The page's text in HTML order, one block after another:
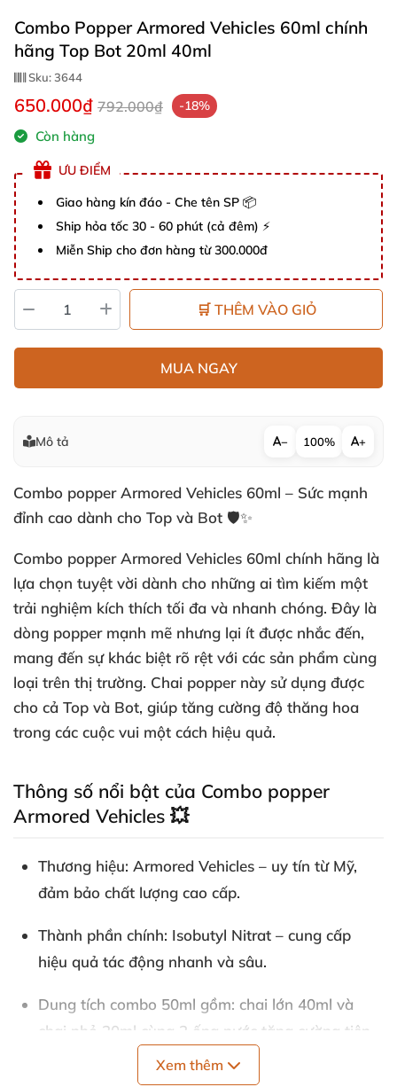
Combo Popper Armored Vehicles 60ml chính
hãng Top Bot 20ml 40ml
Sku:3644
650.000₫ 792.000₫ -18%
Còn hàng
ƯU ĐIỂM
Giao hàng kín đáo - Che tên SP 📦
Ship hỏa tốc 30 - 60 phút (cả đêm) ⚡
Miễn Ship cho đơn hàng từ 300.000đ
🛒 THÊM VÀO GIỎ
MUA NGAY
Mô tả − 100% +
Combo popper Armored Vehicles 60ml – Sức mạnh
đỉnh cao dành cho Top và Bot 🛡️✨
Combo popper Armored Vehicles 60ml chính hãng là
lựa chọn tuyệt vời dành cho những ai tìm kiếm một
trải nghiệm kích thích tối đa và nhanh chóng. Đây là
dòng popper mạnh mẽ nhưng lại ít được nhắc đến,
mang đến sự khác biệt rõ rệt với các sản phẩm cùng
loại trên thị trường. Chai popper này sử dụng được
cho cả Top và Bot, giúp tăng cường độ thăng hoa
trong các cuộc vui một cách hiệu quả.
Thông số nổi bật của Combo popper
Armored Vehicles 💥
Thương hiệu: Armored Vehicles – uy tín từ Mỹ,
đảm bảo chất lượng cao cấp.
Thành phần chính: Isobutyl Nitrat – cung cấp
hiệu quả tác động nhanh và sâu.
Dung tích combo 50ml gồm: chai lớn 40ml và
chai nhỏ 20ml cùng 2 ống nước tăng cường tiện
Xem thêm